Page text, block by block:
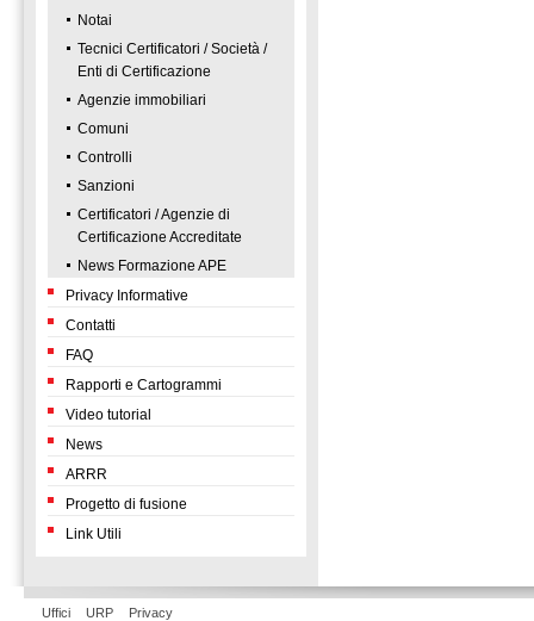
Notai
Tecnici Certificatori / Società /
Enti di Certificazione
Agenzie immobiliari
Comuni
Controlli
Sanzioni
Certificatori / Agenzie di
Certificazione Accreditate
News Formazione APE
Privacy Informative
Contatti
FAQ
Rapporti e Cartogrammi
Video tutorial
News
ARRR
Progetto di fusione
Link Utili
Uffici URP Privacy